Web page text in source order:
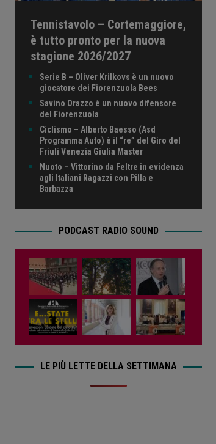
Tennistavolo – Cortemaggiore,
è tutto pronto per la nuova
stagione 2026/2027
Serie B – Oliver Krilkovs è un nuovo
giocatore dei Fiorenzuola Bees
Savino Orazzo è un nuovo difensore
del Fiorenzuola
Ciclismo – Alberto Baesso (Asd
Programma Auto) è il “re” del Giro del
Friuli Venezia Giulia Master
Nuoto – Vittorino da Feltre in evidenza
agli Italiani Ragazzi con Pilla e
Barbazza
PODCAST RADIO SOUND
LE PIÙ LETTE DELLA SETTIMANA